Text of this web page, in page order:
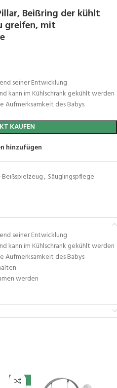
Beißring der kühlt
greifen, mit
seiner Entwicklung
kann im Kühlschrank gekühlt werden
Aufmerksamkeit des Babys
KAUFEN
hinzufügen
, Säuglingspflege
seiner Entwicklung
kann im Kühlschrank gekühlt werden
Aufmerksamkeit des Babys
werden
-39%